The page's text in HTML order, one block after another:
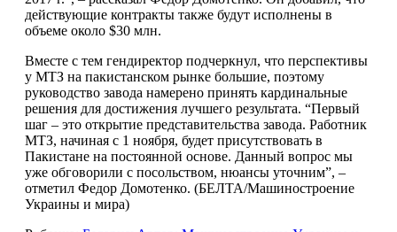
действующие контракты также будут исполнены в
объеме около $30 млн.
Вместе с тем гендиректор подчеркнул, что перспективы
у МТЗ на пакистанском рынке большие, поэтому
руководство завода намерено принять кардинальные
решения для достижения лучшего результата. “Первый
шаг – это открытие представительства завода. Работник
МТЗ, начиная с 1 ноября, будет присутствовать в
Пакистане на постоянной основе. Данный вопрос мы
уже обговорили с посольством, нюансы уточним”, –
отметил Федор Домотенко. (БЕЛТА/Машиностроение
Украины и мира)